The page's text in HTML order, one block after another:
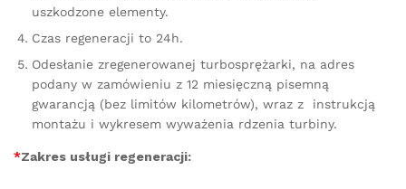
uszkodzone elementy.
Czas regeneracji to 24h.
Odesłanie zregenerowanej turbosprężarki, na adres
podany w zamówieniu z 12 miesięczną pisemną
gwarancją (bez limitów kilometrów), wraz z instrukcją
montażu i wykresem wyważenia rdzenia turbiny.
*Zakres usługi regeneracji: